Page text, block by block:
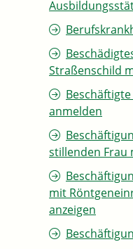
Straßenschild
anmelden
stillenden Frau
mit
anzeigen